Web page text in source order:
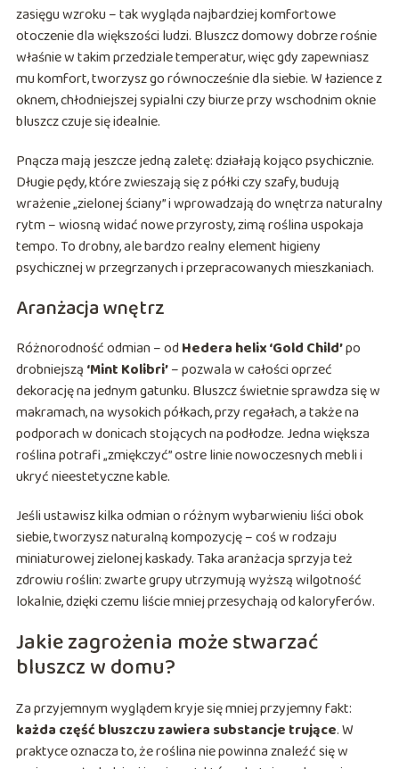
zasięgu wzroku – tak wygląda najbardziej komfortowe
otoczenie dla większości ludzi. Bluszcz domowy dobrze rośnie
właśnie w takim przedziale temperatur, więc gdy zapewniasz
mu komfort, tworzysz go równocześnie dla siebie. W łazience z
oknem, chłodniejszej sypialni czy biurze przy wschodnim oknie
bluszcz czuje się idealnie.
Pnącza mają jeszcze jedną zaletę: działają kojąco psychicznie.
Długie pędy, które zwieszają się z półki czy szafy, budują
wrażenie „zielonej ściany” i wprowadzają do wnętrza naturalny
rytm – wiosną widać nowe przyrosty, zimą roślina uspokaja
tempo. To drobny, ale bardzo realny element higieny
psychicznej w przegrzanych i przepracowanych mieszkaniach.
Aranżacja wnętrz
Różnorodność odmian – od Hedera helix ‘Gold Child’po
drobniejszą ‘Mint Kolibri’– pozwala w całości oprzeć
dekorację na jednym gatunku. Bluszcz świetnie sprawdza się w
makramach, na wysokich półkach, przy regałach, a także na
podporach w donicach stojących na podłodze. Jedna większa
roślina potrafi „zmiękczyć” ostre linie nowoczesnych mebli i
ukryć nieestetyczne kable.
Jeśli ustawisz kilka odmian o różnym wybarwieniu liści obok
siebie, tworzysz naturalną kompozycję – coś w rodzaju
miniaturowej zielonej kaskady. Taka aranżacja sprzyja też
zdrowiu roślin: zwarte grupy utrzymują wyższą wilgotność
lokalnie, dzięki czemu liście mniej przesychają od kaloryferów.
Jakie zagrożenia może stwarzać
bluszcz w domu?
Za przyjemnym wyglądem kryje się mniej przyjemny fakt:
każda część bluszczu zawiera substancje trujące. W
praktyce oznacza to, że roślina nie powinna znaleźć się w